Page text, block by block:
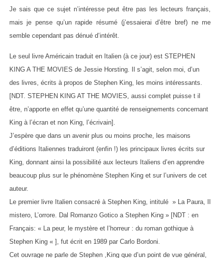
Je sais que ce sujet n’intéresse peut être pas les lecteurs français,
mais je pense qu’un rapide résumé (j’essaierai d’être bref) ne me
semble cependant pas dénué d’intérêt.
Le seul livre Américain traduit en Italien (à ce jour) est STEPHEN
KING A THE MOVIES de Jessie Horsting. Il s’agit, selon moi, d’un
des livres, écrits à propos de Stephen King, les moins intéressants.
[NDT. STEPHEN KING AT THE MOVIES, aussi complet puisse t il
être, n’apporte en effet qu’une quantité de renseignements concernant
King à l’écran et non King, l’écrivain].
J’espère que dans un avenir plus ou moins proche, les maisons
d’éditions Italiennes traduiront (enfin !) les principaux livres écrits sur
King, donnant ainsi la possibilité aux lecteurs Italiens d’en apprendre
beaucoup plus sur le phénomène Stephen King et sur l’univers de cet
auteur.
Le premier livre Italien consacré à Stephen King, intitulé » La Paura, Il
mistero, L’orrore. Dal Romanzo Gotico a Stephen King » [NDT : en
Français: « La peur, le mystère et l’horreur : du roman gothique à
Stephen King « ], fut écrit en 1989 par Carlo Bordoni.
Cet ouvrage ne parle de Stephen ,King que d’un point de vue général,